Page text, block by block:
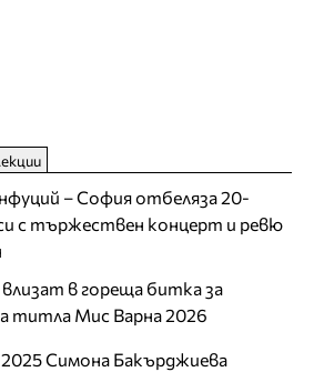
– София отбеляза 20-
с тържествен концерт и ревю
в гореща битка за
титла Мис Варна 2026
Симона Бакърджиева